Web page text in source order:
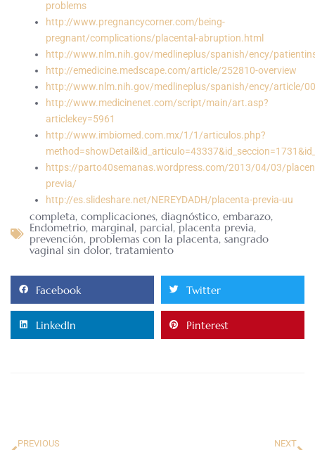
problems
http://www.pregnancycorner.com/being-
pregnant/complications/placental-abruption.html
http://www.nlm.nih.gov/medlineplus/spanish/ency/
http://emedicine.medscape.com/article/252810-overview
http://www.nlm.nih.gov/medlineplus/spanish/ency/article/
http://www.medicinenet.com/script/main/art.asp?
articlekey=5961
http://www.imbiomed.com.mx/1/1/articulos.php?
https://parto40semanas.wordpress.com/2013/04/03/
previa/
http://es.slideshare.net/NEREYDADH/placenta-previa-uu
completa, complicaciones, diagnóstico, embarazo,
Endometrio, marginal, parcial, placenta previa,
prevención, problemas con la placenta, sangrado
vaginal sin dolor, tratamiento
Facebook Twitter
LinkedIn Pinterest
PREVIOUS NEXT